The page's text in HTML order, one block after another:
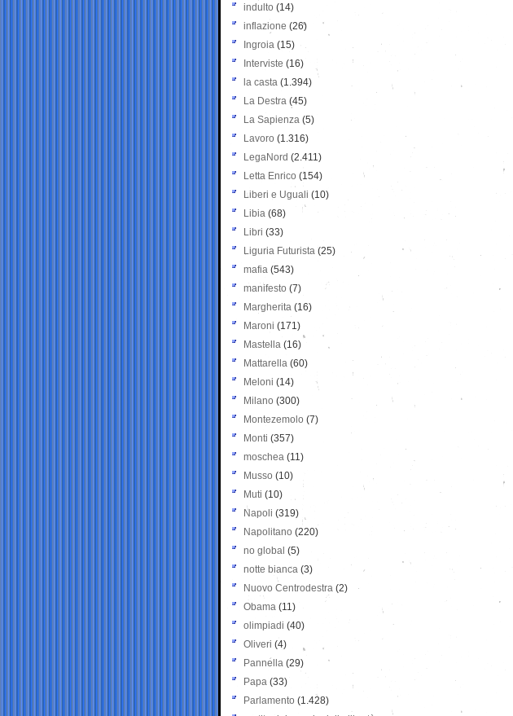
indulto (14)
inflazione (26)
Ingroia (15)
Interviste (16)
la casta (1.394)
La Destra (45)
La Sapienza (5)
Lavoro (1.316)
LegaNord (2.411)
Letta Enrico (154)
Liberi e Uguali (10)
Libia (68)
Libri (33)
Liguria Futurista (25)
mafia (543)
manifesto (7)
Margherita (16)
Maroni (171)
Mastella (16)
Mattarella (60)
Meloni (14)
Milano (300)
Montezemolo (7)
Monti (357)
moschea (11)
Musso (10)
Muti (10)
Napoli (319)
Napolitano (220)
no global (5)
notte bianca (3)
Nuovo Centrodestra (2)
Obama (11)
olimpiadi (40)
Oliveri (4)
Pannella (29)
Papa (33)
Parlamento (1.428)